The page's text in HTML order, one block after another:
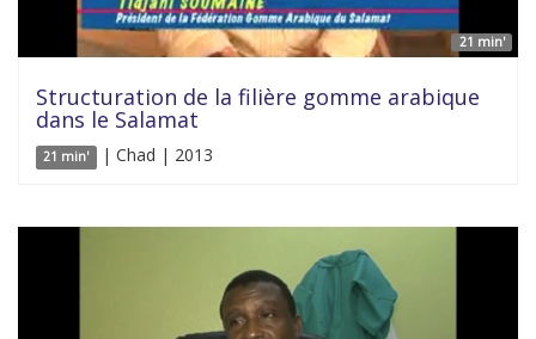
21 min'
Structuration de la filière gomme arabique
dans le Salamat
21 min' | Chad | 2013